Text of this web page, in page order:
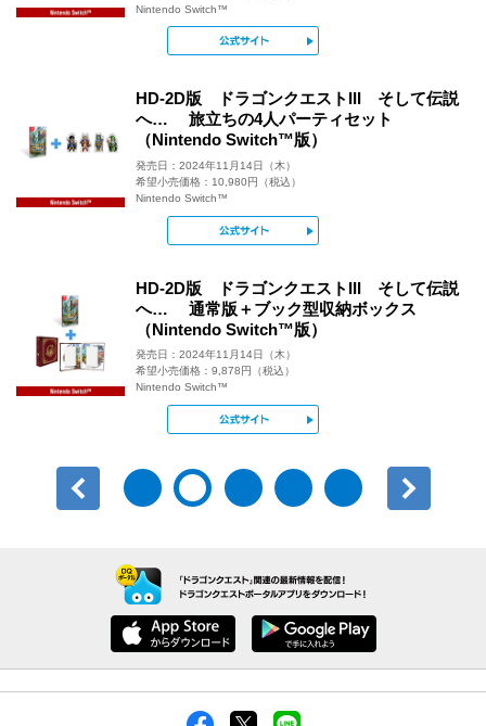
Nintendo Switch™
HD-2D版 ドラゴンクエストIII そして伝説
へ… 旅立ちの4人パーティセット
（Nintendo Switch™版）
発売日：2024年11月14日（木）
希望小売価格：10,980円（税込）
Nintendo Switch™
HD-2D版 ドラゴンクエストIII そして伝説
へ… 通常版＋ブック型収納ボックス
（Nintendo Switch™版）
発売日：2024年11月14日（木）
希望小売価格：9,878円（税込）
Nintendo Switch™
前へ